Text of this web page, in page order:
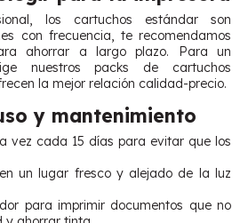
los cartuchos estándar son
con frecuencia, te recomendamos
ahorrar a largo plazo. Para un
nuestros packs de cartuchos
la mejor relación calidad-precio.
y mantenimiento
vez cada 15 días para evitar que los
un lugar fresco y alejado de la luz
para imprimir documentos que no